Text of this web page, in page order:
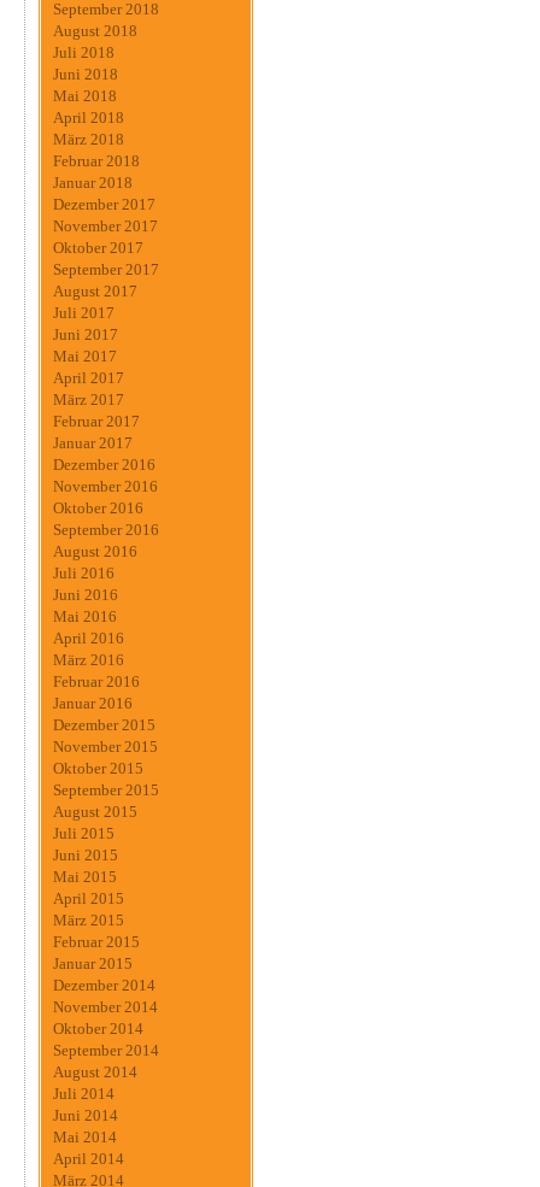
September 2018
August 2018
Juli 2018
Juni 2018
Mai 2018
April 2018
März 2018
Februar 2018
Januar 2018
Dezember 2017
November 2017
Oktober 2017
September 2017
August 2017
Juli 2017
Juni 2017
Mai 2017
April 2017
März 2017
Februar 2017
Januar 2017
Dezember 2016
November 2016
Oktober 2016
September 2016
August 2016
Juli 2016
Juni 2016
Mai 2016
April 2016
März 2016
Februar 2016
Januar 2016
Dezember 2015
November 2015
Oktober 2015
September 2015
August 2015
Juli 2015
Juni 2015
Mai 2015
April 2015
März 2015
Februar 2015
Januar 2015
Dezember 2014
November 2014
Oktober 2014
September 2014
August 2014
Juli 2014
Juni 2014
Mai 2014
April 2014
März 2014